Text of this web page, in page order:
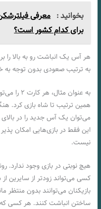
بخوانید :
برای کدام کشور است؟
هر آس یک انباشت رو به بالا را
به ترتیب صعودی بدون توجه به
همین ترتیب تا شاه بازی کرد.
می‌توان یک آس جدید را در بالای
این فقط در بازی‌هایی امکان
نیست.
هیچ نوبتی در بازی وجود
کسی می‌تواند زودتر از سایرین
بازیکنان می‌توانند بدون
ساختن انباشت کنند. هر کسی